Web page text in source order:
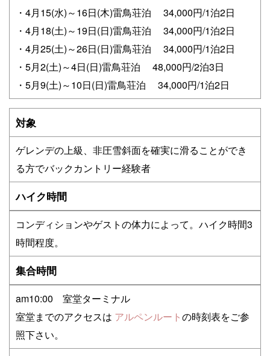
・4月15(水)～16日(木)雷鳥荘泊 34,000円/1泊2日
・4月18(土)～19日(日)雷鳥荘泊 34,000円/1泊2日
・4月25(土)～26日(日)雷鳥荘泊 34,000円/1泊2日
・5月2(土)～4日(日)雷鳥荘泊 48,000円/2泊3日
・5月9(土)～10日(日)雷鳥荘泊 34,000円/1泊2日
対象
ゲレンデの上級、非圧雪斜面を確実に滑ることができ
る方でバックカントリー経験者
ハイク時間
コンディションやゲストの体力によって。ハイク時間3
時間程度。
集合時間
am10:00 室堂ターミナル
室堂までのアクセスは アルペンルートの時刻表をご参
照下さい。